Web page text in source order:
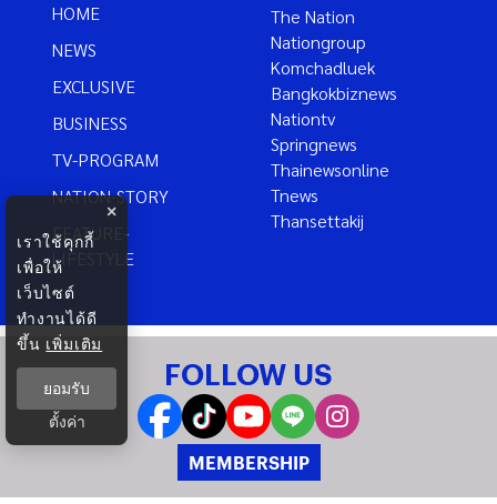
HOME
NEWS
EXCLUSIVE
BUSINESS
TV-PROGRAM
NATION-STORY
FEATURE-
LIFESTYLE
The Nation
Nationgroup
Komchadluek
Bangkokbiznews
Nationtv
Springnews
Thainewsonline
Tnews
Thansettakij
FOLLOW US
MEMBERSHIP
×
เราใช้คุกกี้
เพื่อให้
เว็บไซต์
ทำงานได้ดี
ขึ้น เพิ่มเติม
ยอมรับ
ตั้งค่า